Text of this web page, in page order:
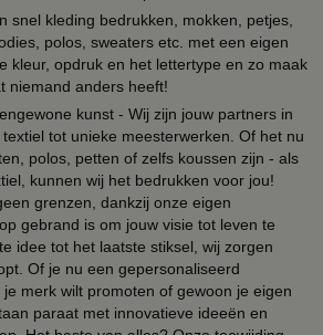
snel kleding bedrukken, mokken, petjes,
polos, sweaters etc. met een eigen
kleur, opdruk en het lettertype en zo maak
niemand anders heeft!
kunst - Wij zijn jouw partners in
tot unieke meesterwerken. Of het nu
polos, petten of zelfs koussen zijn - als
kunnen wij het bedrukken voor jou!
grenzen, dankzij onze eigen
gebrand is om jouw visie tot leven te
idee tot het laatste stiksel, wij zorgen
Of je nu een gepersonaliseerd
merk wilt promoten of gewoon je eigen
paraat met innovatieve ideeën en